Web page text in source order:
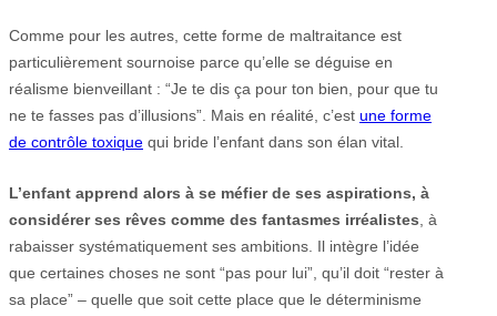
Comme pour les autres, cette forme de maltraitance est
particulièrement sournoise parce qu’elle se déguise en
réalisme bienveillant : “Je te dis ça pour ton bien, pour que tu
ne te fasses pas d’illusions”. Mais en réalité, c’est une forme
de contrôle toxique qui bride l’enfant dans son élan vital.
L’enfant apprend alors à se méfier de ses aspirations, à
considérer ses rêves comme des fantasmes irréalistes, à
rabaisser systématiquement ses ambitions. Il intègre l’idée
que certaines choses ne sont “pas pour lui”, qu’il doit “rester à
sa place” – quelle que soit cette place que le déterminisme